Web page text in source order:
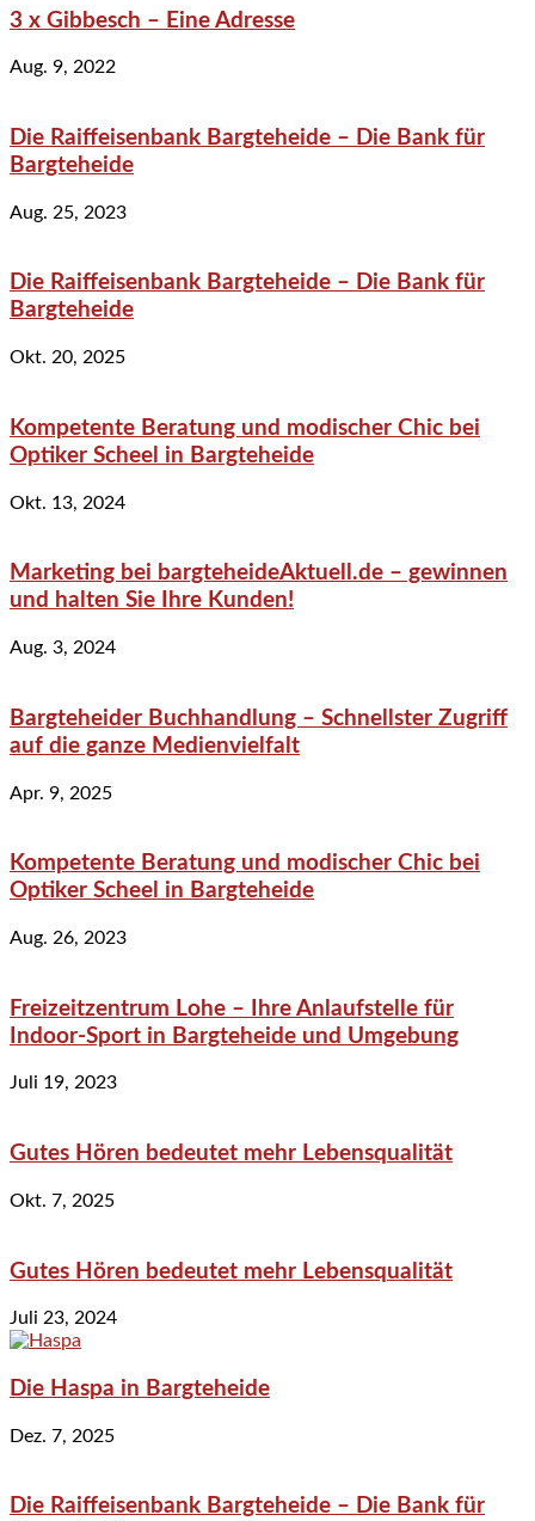
3 x Gibbesch – Eine Adresse
Aug. 9, 2022
Die Raiffeisenbank Bargteheide – Die Bank für
Bargteheide
Aug. 25, 2023
Die Raiffeisenbank Bargteheide – Die Bank für
Bargteheide
Okt. 20, 2025
Kompetente Beratung und modischer Chic bei
Optiker Scheel in Bargteheide
Okt. 13, 2024
Marketing bei bargteheideAktuell.de – gewinnen
und halten Sie Ihre Kunden!
Aug. 3, 2024
Bargteheider Buchhandlung – Schnellster Zugriff
auf die ganze Medienvielfalt
Apr. 9, 2025
Kompetente Beratung und modischer Chic bei
Optiker Scheel in Bargteheide
Aug. 26, 2023
Freizeitzentrum Lohe – Ihre Anlaufstelle für
Indoor-Sport in Bargteheide und Umgebung
Juli 19, 2023
Gutes Hören bedeutet mehr Lebensqualität
Okt. 7, 2025
Gutes Hören bedeutet mehr Lebensqualität
Juli 23, 2024
Die Haspa in Bargteheide
Dez. 7, 2025
Die Raiffeisenbank Bargteheide – Die Bank für